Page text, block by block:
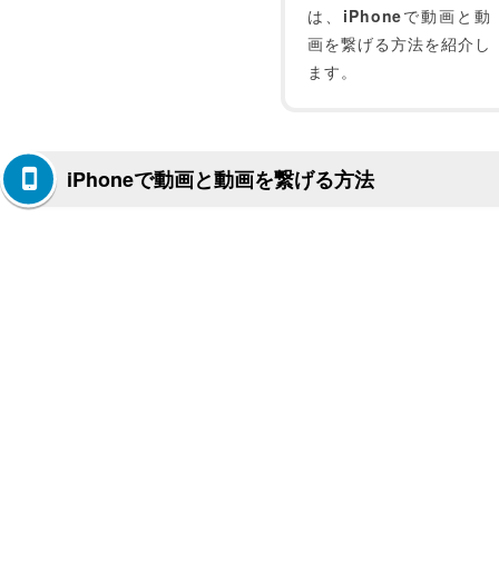
は、 iPhoneで動画と動
画を繋げる方法を紹介し
ます。
iPhoneで動画と動画を繋げる方法